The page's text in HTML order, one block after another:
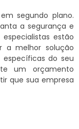
segundo plano.
a segurança e
estão
a melhor solução
específicas do seu
um orçamento
que sua empresa